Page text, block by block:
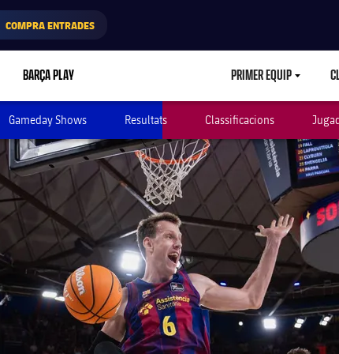
COMPRA ENTRADES
BARÇA PLAY PRIMER EQUIP
Gameday Shows Resultats Classificacions